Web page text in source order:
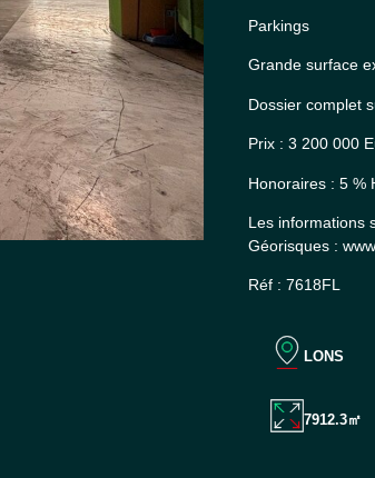
Parkings
Grande surface
Dossier complet
Prix : 3 200 000
Honoraires : 5 %
Les informations
Géorisques :
Réf : 7618FL
LONS
7912.3㎡